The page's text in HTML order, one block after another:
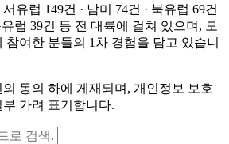
서유럽 149건 · 남미 74건 · 북유럽 69건
럽 39건 등 전 대륙에 걸쳐 있으며, 모
참여한 분들의 1차 경험을 담고 있습니
동의 하에 게재되며, 개인정보 보호
가려 표기합니다.